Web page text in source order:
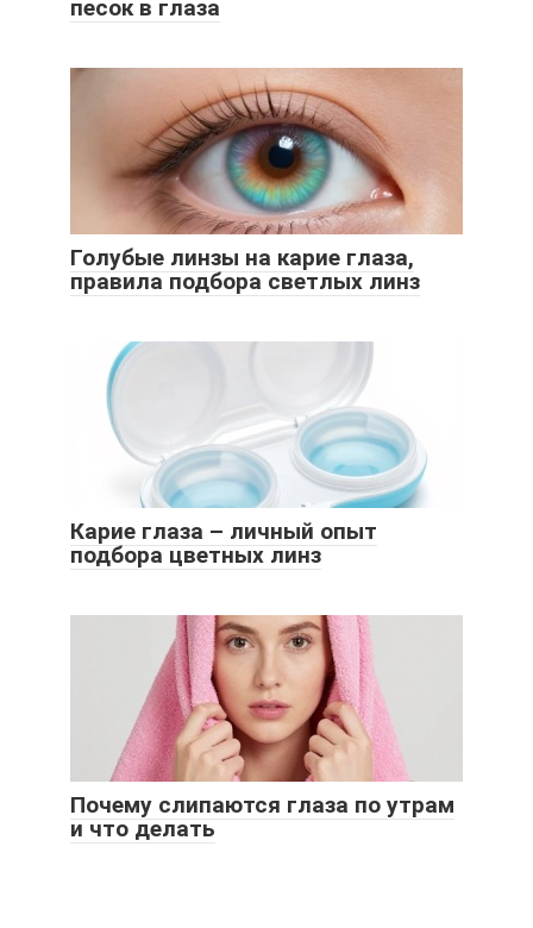
песок в глаза
Голубые линзы на карие глаза,
правила подбора светлых линз
Карие глаза – личный опыт
подбора цветных линз
Почему слипаются глаза по утрам
и что делать